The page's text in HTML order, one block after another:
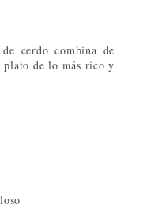
cerdo combina de
de lo más rico y